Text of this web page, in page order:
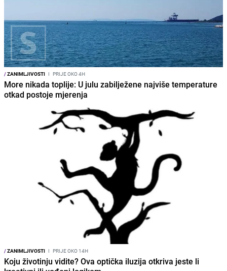
/ZANIMLJIVOSTI I PRIJE OKO 4H
More nikada toplije: U julu zabilježene najviše temperature
otkad postoje mjerenja
/ZANIMLJIVOSTI I PRIJE OKO 14H
Koju životinju vidite? Ova optička iluzija otkriva jeste li